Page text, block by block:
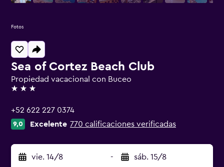
Sea of Cortez Beach Club
Propiedad vacacional con Buceo
3 estrellas
+52 622 227 0374
9,0 Excelente 770 calificaciones verificadas
vie. 14/8 - sáb. 15/8
Fotos